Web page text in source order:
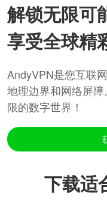
解锁无限可
享受全球精
AndyVPN是您互联
地理边界和网络屏
限的数字世界！
下载适